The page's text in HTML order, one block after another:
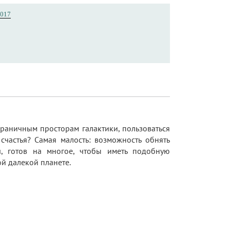
просторам галактики, пользоваться
Самая малость: возможность обнять
на многое, чтобы иметь подобную
далекой планете.